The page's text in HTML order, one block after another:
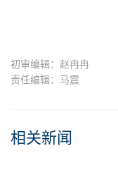
初审编辑：赵冉冉
责任编辑：马震
相关新闻